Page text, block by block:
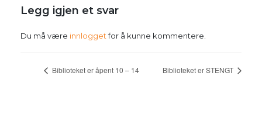
Legg igjen et svar
Du må være innloggetfor å kunne kommentere.
Biblioteket er åpent 10 – 14 Biblioteket er STENGT